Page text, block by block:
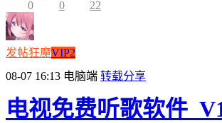
0
0 22
发帖狂魔VIP2
08-07 16:13 电脑端 转载分享
电视免费听歌软件